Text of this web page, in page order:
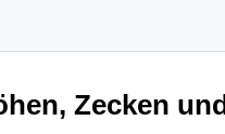
Zecken